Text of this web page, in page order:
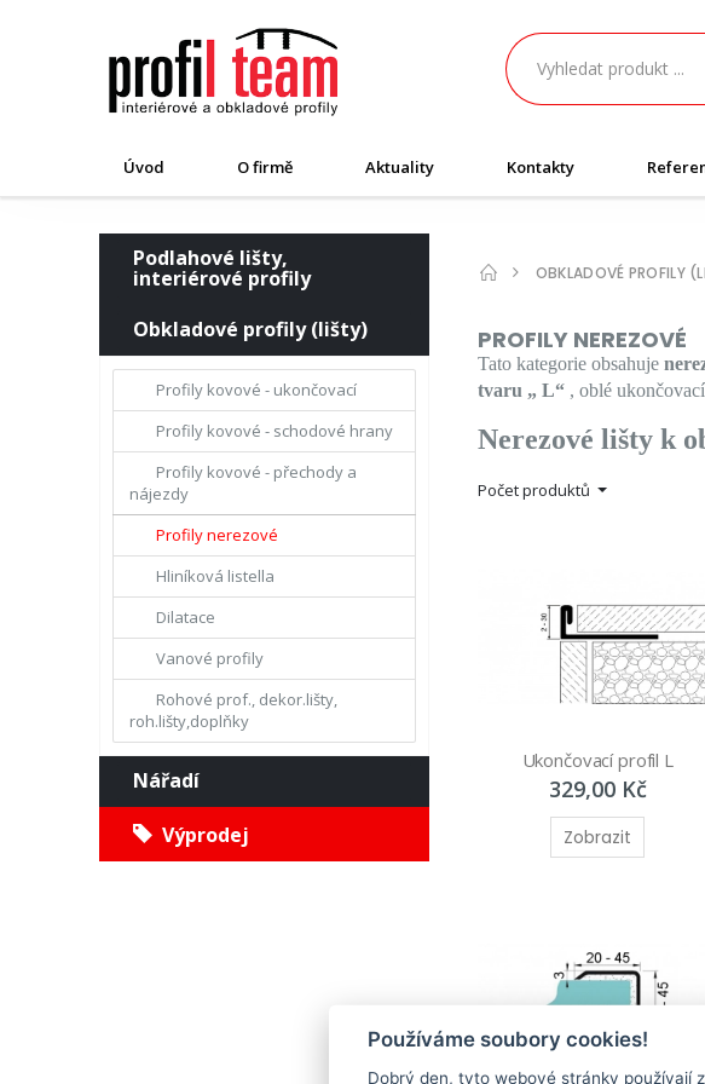
Úvod O firmě Aktuality Kontakty
Podlahové lišty,
interiérové profily
Obkladové profily (lišty)
Profily kovové - ukončovací
Profily kovové - schodové hrany
Profily kovové - přechody a
nájezdy
Profily nerezové
Hliníková listella
Dilatace
Vanové profily
Rohové prof., dekor.lišty,
roh.lišty,doplňky
Nářadí
Výprodej
OBKLADOVÉ PROFILY
PROFILY NEREZOVÉ
Tato kategorie obsahuje
tvaru „ L“, oblé
Nerezové lišty k
Počet produktů
Ukončovací profil L
329,00 Kč
Zobrazit
Používáme soubory cookies!
Dobrý den, tyto webové stránky používají